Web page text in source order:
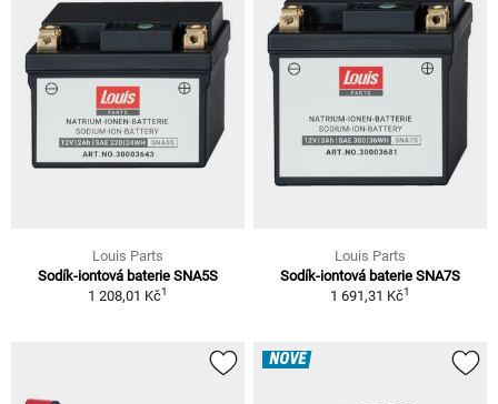
Louis Parts
Sodík-iontová baterie SNA5S
1 208,01 Kč1
Louis Parts
Sodík-iontová baterie SNA7S
1 691,31 Kč1
NOVÉ